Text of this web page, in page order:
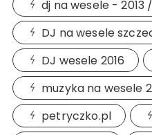
dj na wesele - 2013
DJ na wesele
DJ wesele 2016
muzyka na wesele
petryczko.pl